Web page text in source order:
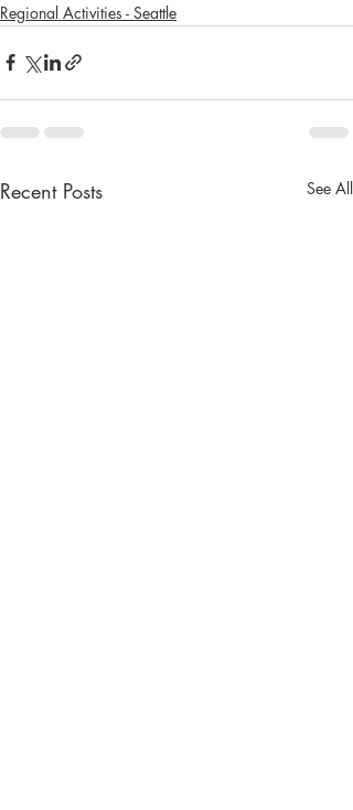
Regional Activities - Seattle
Recent Posts See All